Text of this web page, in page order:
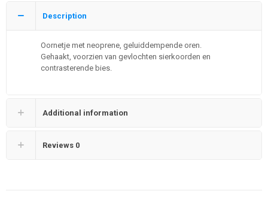
Description
Oornetje met neoprene, geluiddempende oren.
Gehaakt, voorzien van gevlochten sierkoorden en
contrasterende bies.
Additional information
Reviews 0